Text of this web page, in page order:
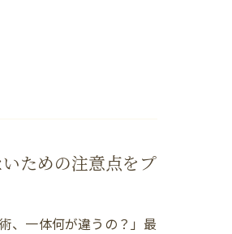
ための注意点をプ
、一体何が違うの？」最